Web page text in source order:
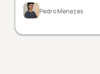
Pedro Menezes